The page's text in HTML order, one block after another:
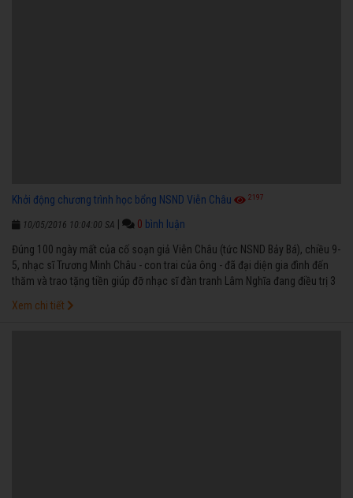
Khởi động chương trình học bổng NSND Viễn Châu 2197
10/05/2016 10:04:00 SA 0 bình luận
Đúng 100 ngày mất của cố soạn giả Viễn Châu (tức NSND Bảy Bá), chiều 9-
5, nhạc sĩ Trương Minh Châu - con trai của ông - đã đại diện gia đình đến
thăm và trao tặng tiền giúp đỡ nhạc sĩ đàn tranh Lâm Nghĩa đang điều trị 3
tiền 15 triệu đồng, trích từ tiền phúng điếu trong đám tang của ông Viễn
Xem chi tiết